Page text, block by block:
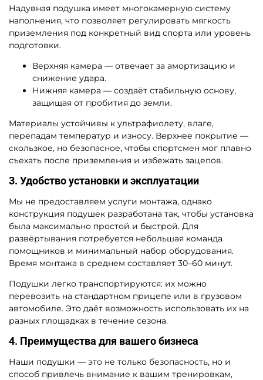
Надувная подушка имеет многокамерную систему
наполнения, что позволяет регулировать мягкость
приземления под конкретный вид спорта или уровень
подготовки.
Верхняя камера — отвечает за амортизацию и
снижение удара.
Нижняя камера — создаёт стабильную основу,
защищая от пробития до земли.
Материалы устойчивы к ультрафиолету, влаге,
перепадам температур и износу. Верхнее покрытие —
скользкое, но безопасное, чтобы спортсмен мог плавно
съехать после приземления и избежать зацепов.
3. Удобство установки и эксплуатации
Мы не предоставляем услуги монтажа, однако
конструкция подушек разработана так, чтобы установка
была максимально простой и быстрой. Для
развёртывания потребуется небольшая команда
помощников и минимальный набор оборудования.
Время монтажа в среднем составляет 30–60 минут.
Подушки легко транспортируются: их можно
перевозить на стандартном прицепе или в грузовом
автомобиле. Это даёт возможность использовать их на
разных площадках в течение сезона.
4. Преимущества для вашего бизнеса
Наши подушки — это не только безопасность, но и
способ привлечь внимание к вашим тренировкам,